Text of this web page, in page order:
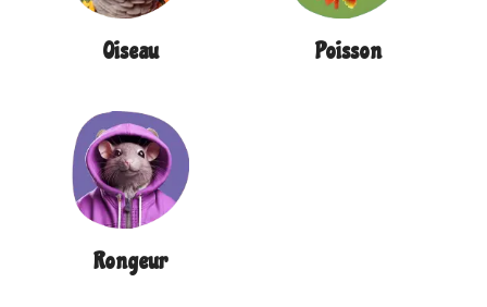
Oiseau Poisson
Rongeur